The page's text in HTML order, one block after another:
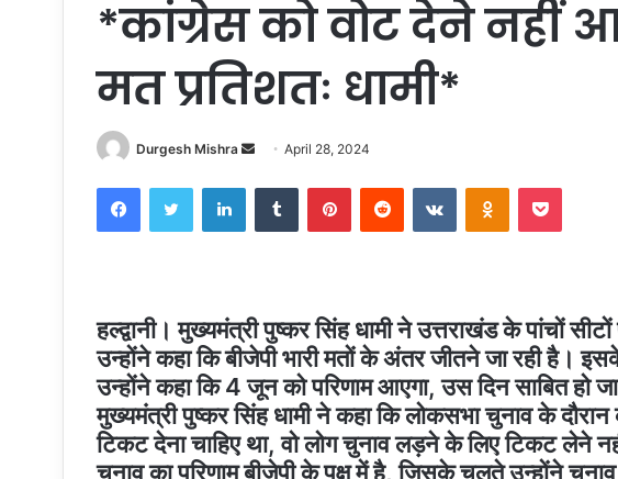
*कांग्रेस को वोट देने नहीं
मत प्रतिशतः धामी*
Durgesh Mishra
Send
email
April 28, 2024
FacebookTwitterLinkedInTumblrPinterestRedditVKontakteOdnoklassniki
Pocket
हल्द्वानी। मुख्यमंत्री पुष्कर सिंह धामी ने उत्तराखंड के पांचों
उन्होंने कहा कि बीजेपी भारी मतों के अंतर जीतने जा रही है।
उन्होंने कहा कि 4 जून को परिणाम आएगा, उस दिन साबित हो
मुख्यमंत्री पुष्कर सिंह धामी ने कहा कि लोकसभा चुनाव के
टिकट देना चाहिए था, वो लोग चुनाव लड़ने के लिए टिकट लेने
चुनाव का परिणाम बीजेपी के पक्ष में है, जिसके चलते उन्होंने